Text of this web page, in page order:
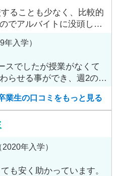
ることも少なく、比較的
でアルバイトに没頭して
年入学）
スでしたが授業がなくて
らせる事ができ、週2のコ
業生の口コミをもっと見る
2020年入学）
も安く助かっています。